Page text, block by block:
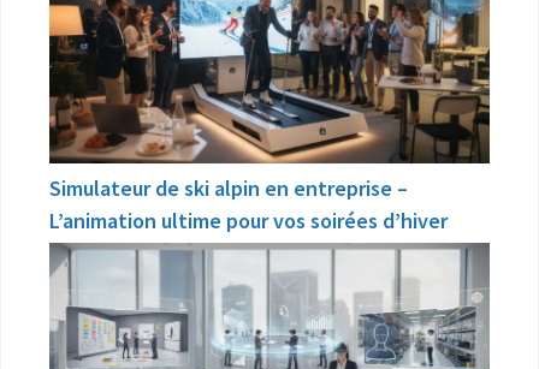
Simulateur de ski alpin en entreprise –
L’animation ultime pour vos soirées d’hiver